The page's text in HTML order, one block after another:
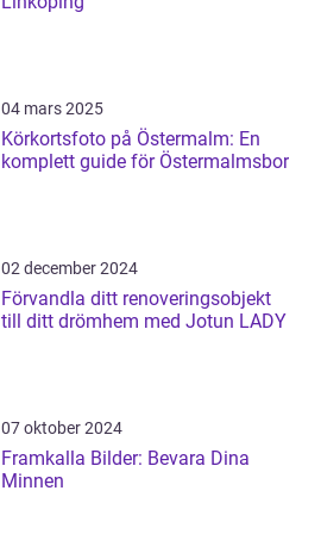
04 mars 2025
Körkortsfoto på Östermalm: En
komplett guide för Östermalmsbor
02 december 2024
Förvandla ditt renoveringsobjekt
till ditt drömhem med Jotun LADY
07 oktober 2024
Framkalla Bilder: Bevara Dina
Minnen